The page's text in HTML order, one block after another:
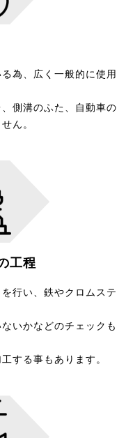
為、広く一般的に使用
側溝のふた、自動車の
ん。
工程
行い、鉄やクロムステ
いかなどのチェックも
する事もあります。